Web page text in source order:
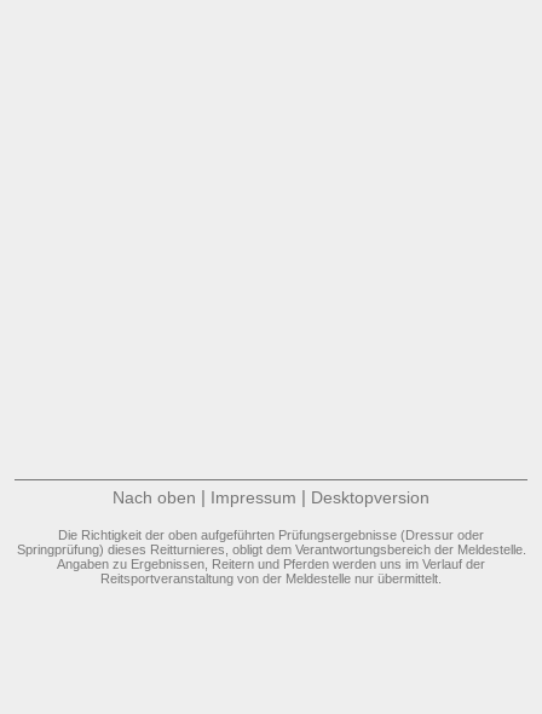
Nach oben | Impressum | Desktopversion
Die Richtigkeit der oben aufgeführten Prüfungsergebnisse (Dressur oder
Springprüfung) dieses Reitturnieres, obligt dem Verantwortungsbereich der Meldestelle.
Angaben zu Ergebnissen, Reitern und Pferden werden uns im Verlauf der
Reitsportveranstaltung von der Meldestelle nur übermittelt.